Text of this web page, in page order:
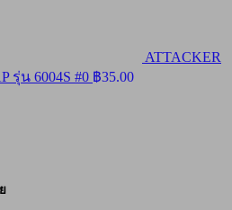
ATTACKER
รุ่น 6004S #0 ฿35.00